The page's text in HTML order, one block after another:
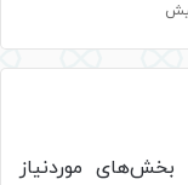
بخش‌های موردنیاز